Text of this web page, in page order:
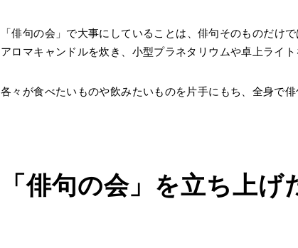
「俳句の会」で大事にしていることは、俳句そのものだけ
アロマキャンドルを炊き、小型プラネタリウムや卓上ライ
各々が食べたいものや飲みたいものを片手にもち、全身で俳
「俳句の会」を立ち上げ